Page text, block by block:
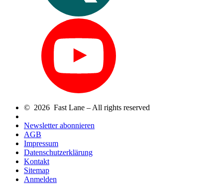
© 2026 Fast Lane – All rights reserved
Newsletter abonnieren
AGB
Impressum
Datenschutzerklärung
Kontakt
Sitemap
Anmelden